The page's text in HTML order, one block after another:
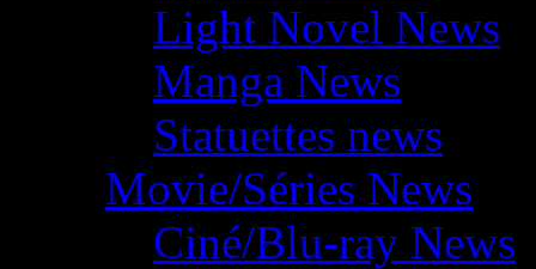
Light Novel News
Manga News
Statuettes news
Movie/Séries News
Ciné/Blu-ray News